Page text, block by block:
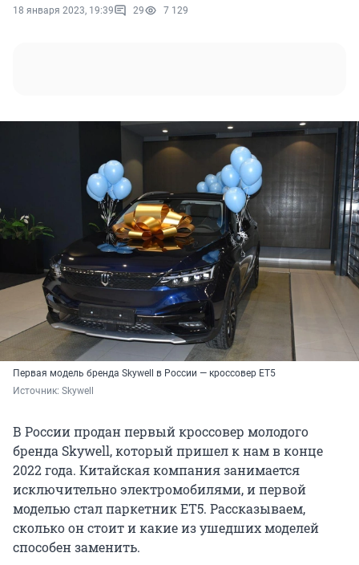
18 января 2023, 19:39 29 7 129
Первая модель бренда Skywell в России — кроссовер ET5
Источник: Skywell
В России продан первый кроссовер молодого
бренда Skywell, который пришел к нам в конце
2022 года. Китайская компания занимается
исключительно электромобилями, и первой
моделью стал паркетник ET5. Рассказываем,
сколько он стоит и какие из ушедших моделей
способен заменить.